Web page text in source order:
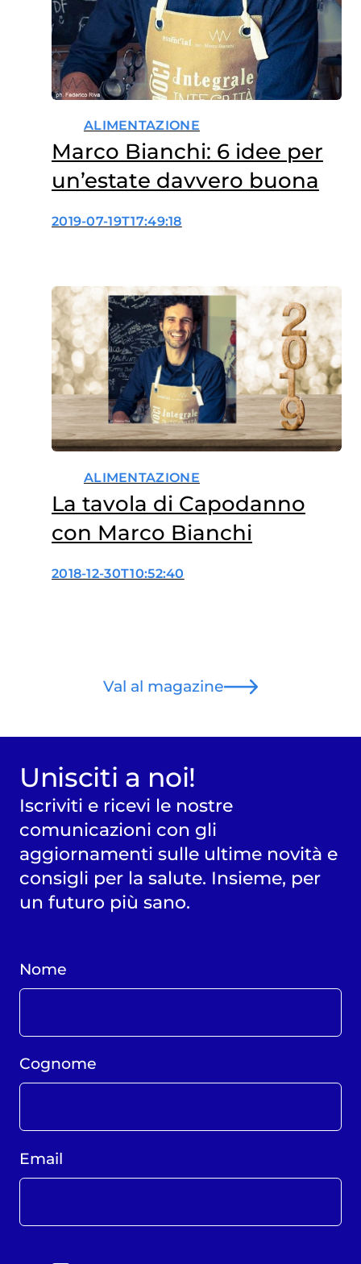
ALIMENTAZIONE
Marco Bianchi: 6 idee per
un’estate davvero buona
2019-07-19T17:49:18
ALIMENTAZIONE
La tavola di Capodanno
con Marco Bianchi
2018-12-30T10:52:40
Val al magazine
Unisciti a noi!
Iscriviti e ricevi le nostre
comunicazioni con gli
aggiornamenti sulle ultime novità e
consigli per la salute. Insieme, per
un futuro più sano.
Nome
Cognome
Email